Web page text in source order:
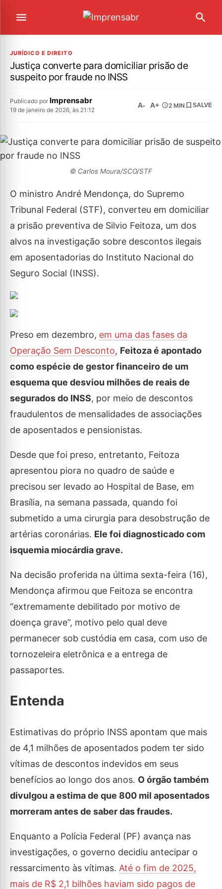
JURÍDICO E DIREITO
Justiça converte para domiciliar prisão de
suspeito por fraude no INSS
Publicado por Imprensabr
19 de janeiro de 2026, às 21:12
A- A+ 2 MIN SALVE
© Carlos Moura/SCO/STF
O ministro André Mendonça, do Supremo
Tribunal Federal (STF), converteu em domiciliar
a prisão preventiva de Silvio Feitoza, um dos
alvos na investigação sobre descontos ilegais
em aposentadorias do Instituto Nacional do
Seguro Social (INSS).
Preso em dezembro, em uma das fases da
Operação Sem Desconto, Feitoza é apontado
como espécie de gestor financeiro de um
esquema que desviou milhões de reais de
segurados do INSS, por meio de descontos
fraudulentos de mensalidades de associações
de aposentados e pensionistas.
Desde que foi preso, entretanto, Feitoza
apresentou piora no quadro de saúde e
precisou ser levado ao Hospital de Base, em
Brasília, na semana passada, quando foi
submetido a uma cirurgia para desobstrução de
artérias coronárias. Ele foi diagnosticado com
isquemia miocárdia grave.
Na decisão proferida na última sexta-feira (16),
Mendonça afirmou que Feitoza se encontra
“extremamente debilitado por motivo de
doença grave”, motivo pelo qual deve
permanecer sob custódia em casa, com uso de
tornozeleira eletrônica e a entrega de
passaportes.
Entenda
Estimativas do próprio INSS apontam que mais
de 4,1 milhões de aposentados podem ter sido
vítimas de descontos indevidos em seus
benefícios ao longo dos anos. O órgão também
divulgou a estima de que 800 mil aposentados
morreram antes de saber das fraudes.
Enquanto a Polícia Federal (PF) avança nas
investigações, o governo decidiu antecipar o
ressarcimento às vítimas. Até o fim de 2025,
mais de R$ 2,1 bilhões haviam sido pagos de